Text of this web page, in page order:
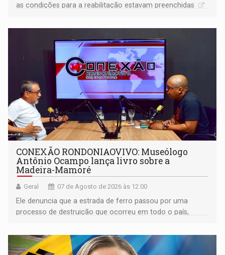
as condições para a reabilitação estavam preenchidas
CONEXÃO RONDONIAOVIVO: Museólogo
Antônio Ocampo lança livro sobre a
Madeira-Mamoré
Geral 07 de Agosto de 2026 às 12:00
Ele denuncia que a estrada de ferro passou por uma
processo de destruição que ocorreu em todo o país,